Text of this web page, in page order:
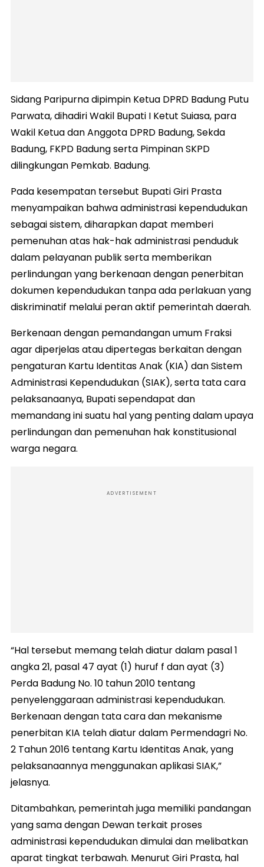
Sidang Paripurna dipimpin Ketua DPRD Badung Putu
Parwata, dihadiri Wakil Bupati I Ketut Suiasa, para
Wakil Ketua dan Anggota DPRD Badung, Sekda
Badung, FKPD Badung serta Pimpinan SKPD
dilingkungan Pemkab. Badung.
Pada kesempatan tersebut Bupati Giri Prasta
menyampaikan bahwa administrasi kependudukan
sebagai sistem, diharapkan dapat memberi
pemenuhan atas hak-hak administrasi penduduk
dalam pelayanan publik serta memberikan
perlindungan yang berkenaan dengan penerbitan
dokumen kependudukan tanpa ada perlakuan yang
diskriminatif melalui peran aktif pemerintah daerah.
Berkenaan dengan pemandangan umum Fraksi
agar diperjelas atau dipertegas berkaitan dengan
pengaturan Kartu Identitas Anak (KIA) dan Sistem
Administrasi Kependudukan (SIAK), serta tata cara
pelaksanaanya, Bupati sependapat dan
memandang ini suatu hal yang penting dalam upaya
perlindungan dan pemenuhan hak konstitusional
warga negara.
ADVERTISEMENT
“Hal tersebut memang telah diatur dalam pasal 1
angka 21, pasal 47 ayat (1) huruf f dan ayat (3)
Perda Badung No. 10 tahun 2010 tentang
penyelenggaraan administrasi kependudukan.
Berkenaan dengan tata cara dan mekanisme
penerbitan KIA telah diatur dalam Permendagri No.
2 Tahun 2016 tentang Kartu Identitas Anak, yang
pelaksanaannya menggunakan aplikasi SIAK,”
jelasnya.
Ditambahkan, pemerintah juga memiliki pandangan
yang sama dengan Dewan terkait proses
administrasi kependudukan dimulai dan melibatkan
aparat tingkat terbawah. Menurut Giri Prasta, hal